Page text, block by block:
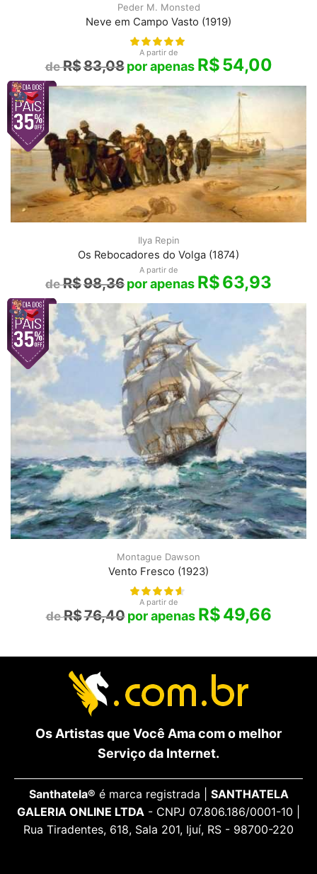
Peder M. Monsted
Neve em Campo Vasto (1919)
A partir de
R$83,08 R$54,00
Ilya Repin
Os Rebocadores do Volga (1874)
A partir de
R$98,36 R$63,93
Montague Dawson
Vento Fresco (1923)
A partir de
R$76,40 R$49,66
Os Artistas que Você Ama com o melhor
Serviço da Internet.
Santhatela® é marca registrada | SANTHATELA
GALERIA ONLINE LTDA - CNPJ 07.806.186/0001-10 |
Rua Tiradentes, 618, Sala 201, Ijuí, RS - 98700-220